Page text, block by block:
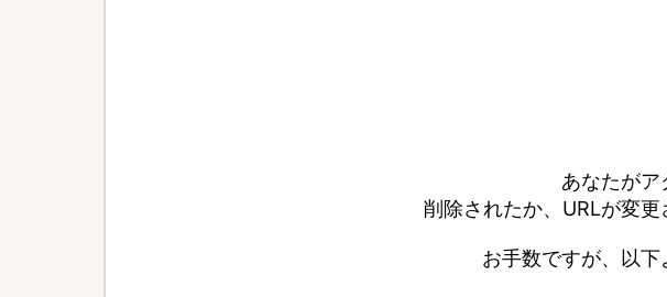
あなたがア
削除されたか、URLが変更
お手数ですが、以下